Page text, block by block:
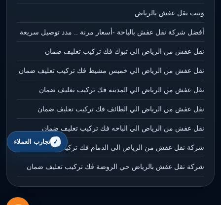
ونيت نقل عفش بالرياض
أفضل شركة نقل عفش بالباحة -أسعار مرنة .. مدد توصيل سريعة
نقل عفش من الرياض الي تبوك فك تركيب تعليف ضمان
نقل عفش من الرياض الي خميس مشيط فك تركيب تعليف ضمان
نقل عفش من الرياض الي المدينه فك تركيب تعليف ضمان
نقل عفش من الرياض الي الطائف فك تركيب تعليف ضمان
نقل عفش من الرياض الي الباحه فك تركيب تعليف ضمان
شركة نقل عفش من الرياض الي الدمام فك تركيب تعليف ضمان
شركة نقل عفش بالرياض حي الروضة فك تركيب تعليف ضمان
تجارب العملاء